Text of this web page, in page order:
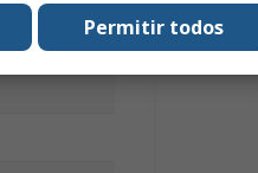
Permitir todos